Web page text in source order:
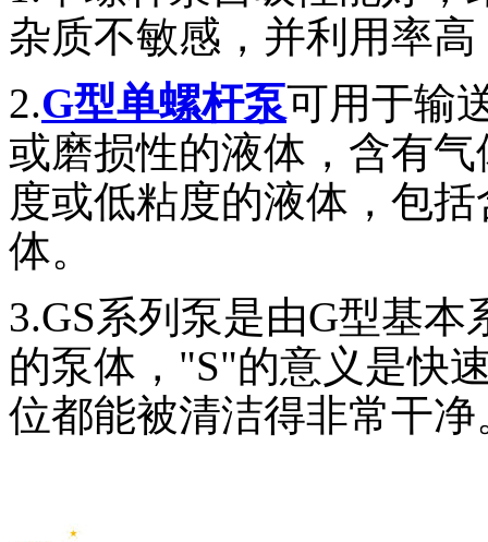
杂质不敏感，并利用率
2.G型单螺杆泵可用于输
或磨损性的液体，含有
度或低粘度的液体，包
体。
3.GS系列泵是由G型基
的泵体，"S"的意义是快
位都能被清洁得非常干净